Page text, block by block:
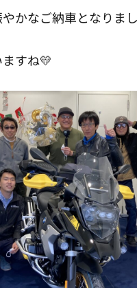
やかなご納車となりま
すね💛